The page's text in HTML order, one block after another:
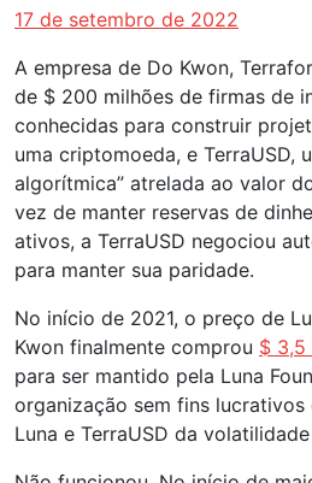
17 de setembro de 2022
A empresa de Do Kwon,
de $ 200 milhões de firmas de
conhecidas para construir
uma criptomoeda, e TerraUSD,
algorítmica” atrelada ao valor
vez de manter reservas de
ativos, a TerraUSD negociou
para manter sua paridade.
No início de 2021, o preço de
Kwon finalmente comprou $ 3,5
para ser mantido pela Luna
organização sem fins
Luna e TerraUSD da